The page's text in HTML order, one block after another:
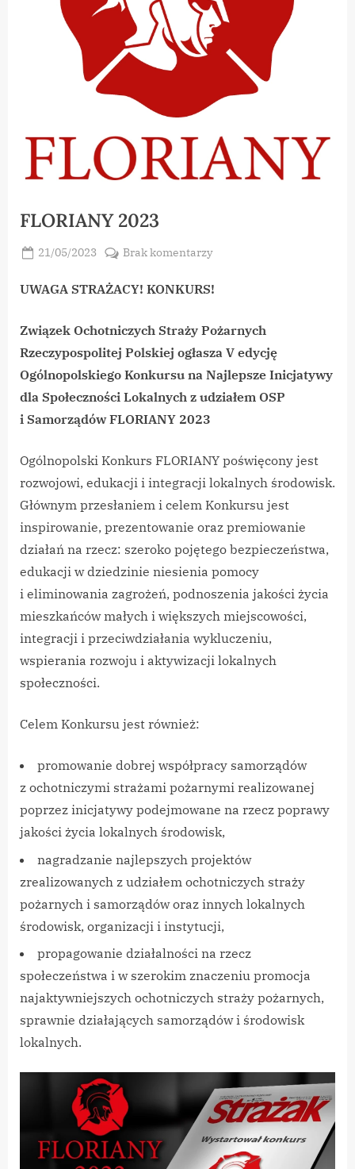
FLORIANY 2023
Posted
21/05/2023
Brak komentarzydo
2023
UWAGA STRAŻACY! KONKURS!
Związek Ochotniczych Straży Pożarnych
Rzeczypospolitej Polskiej ogłasza V edycję
Ogólnopolskiego Konkursu na Najlepsze Inicjatywy
dla Społeczności Lokalnych z udziałem OSP
i Samorządów FLORIANY 2023
Ogólnopolski Konkurs FLORIANY poświęcony jest
rozwojowi, edukacji i integracji lokalnych środowisk.
Głównym przesłaniem i celem Konkursu jest
inspirowanie, prezentowanie oraz premiowanie
działań na rzecz: szeroko pojętego bezpieczeństwa,
edukacji w dziedzinie niesienia pomocy
i eliminowania zagrożeń, podnoszenia jakości życia
mieszkańców małych i większych miejscowości,
integracji i przeciwdziałania wykluczeniu,
wspierania rozwoju i aktywizacji lokalnych
społeczności.
Celem Konkursu jest również:
promowanie dobrej współpracy samorządów
z ochotniczymi strażami pożarnymi realizowanej
poprzez inicjatywy podejmowane na rzecz poprawy
jakości życia lokalnych środowisk,
nagradzanie najlepszych projektów
zrealizowanych z udziałem ochotniczych straży
pożarnych i samorządów oraz innych lokalnych
środowisk, organizacji i instytucji,
propagowanie działalności na rzecz
społeczeństwa i w szerokim znaczeniu promocja
najaktywniejszych ochotniczych straży pożarnych,
sprawnie działających samorządów i środowisk
lokalnych.